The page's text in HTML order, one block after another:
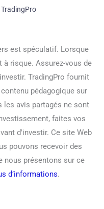
est spéculatif. Lorsque
risque. Assurez-vous de
TradingPro fournit
pédagogique sur
les avis partagés ne sont
faites vos
d'investir. Ce site Web
pouvons recevoir des
présentons sur ce
d’informations.